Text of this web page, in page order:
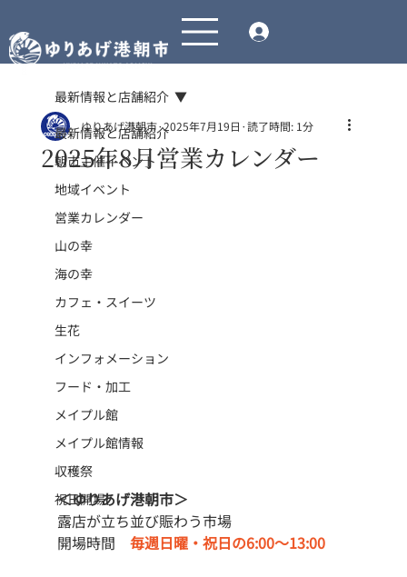
最新情報と店舗紹介
朝市主催イベント
地域イベント
営業カレンダー
山の幸
海の幸
カフェ・スイーツ
生花
インフォメーション
フード・加工
メイプル館
メイプル館情報
収穫祭
祝日開場
最新情報と店舗紹介
2025年8月営業カレンダー
ゆりあげ港朝市 2025年7月19日 読了時間: 1分
＜ゆりあげ港朝市＞
露店が立ち並び賑わう市場
開場時間 毎週日曜・祝日の6:00〜13:00